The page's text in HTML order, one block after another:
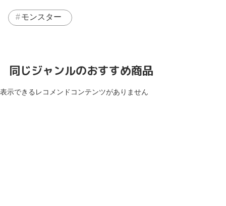
モンスター
同じジャンルのおすすめ商品
表示できるレコメンドコンテンツがありません